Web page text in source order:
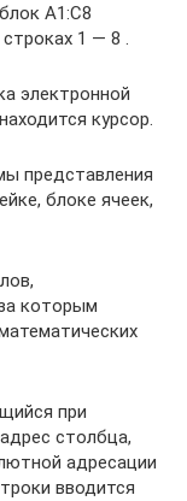
A1:C8
1 — 8 .
электронной
курсор.
представления
блоке ячеек,
которым
при
столбца,
адресации
вводится